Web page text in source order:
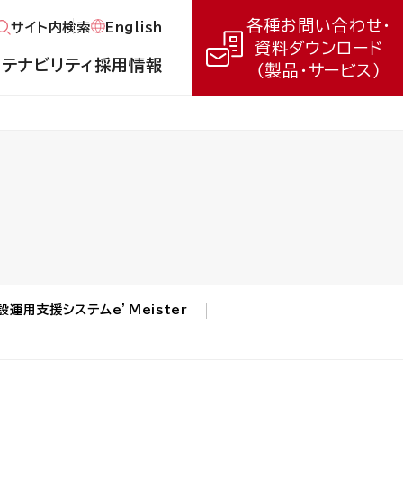
サイト内検索 English
ナビリティ採用情報
各種お問い合わせ・
資料ダウンロード
（製品・サービス）
運用支援システムe’Meister